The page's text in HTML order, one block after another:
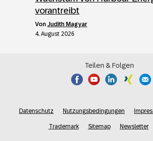
vorantreibt
von Judith Magyar
4. August 2026
Teilen & Folgen
Datenschutz Nutzungsbedingungen
Trademark Sitemap Newsletter